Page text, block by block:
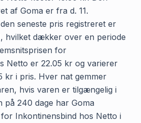
af Goma er fra d. 11.
seneste pris registreret er
hvilket dækker over en periode
for
Netto er 22.05 kr og varierer
kr i pris. Hver nat gemmer
hvis varen er tilgængelig i
på 240 dage har Goma
Inkontinensbind hos Netto i